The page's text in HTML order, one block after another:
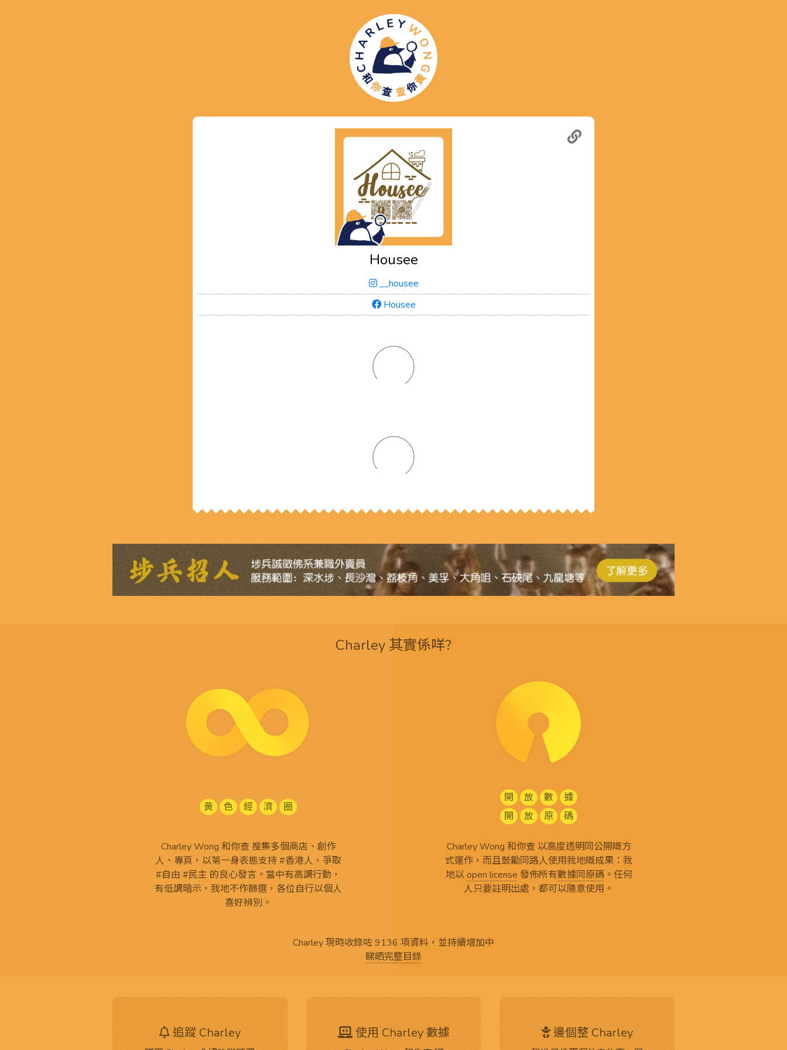
Housee
__housee
Housee
Charley 其實係咩?
黃 色 經 濟 圈
Charley Wong 和你查 搜集多個商店、創作
人、專頁，以第一身表態支持 #香港人，爭取
#自由 #民主 的良心發言。當中有高調行動，
有低調暗示，我地不作篩選，各位自行以個人
喜好辨別。
開 放 數
據
開
放 原 碼
Charley Wong 和你查 以高度透明同公開嘅方
式運作，而且鼓勵同路人使用我地嘅成果：我
地以open license 發佈所有數據同原碼。任何
人只要註明出處，都可以隨意使用。
Charley 現時收錄咗 9136 項資料，並持續增加中
睇晒完整目錄
追蹤 Charley 使用 Charley 數據 邊個整 Charley